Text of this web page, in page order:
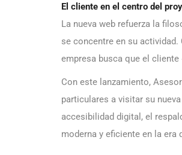
El cliente en el centro del
La nueva web refuerza la
se concentre en su
empresa busca que el
Con este lanzamiento,
particulares a visitar su
accesibilidad digital, el
moderna y eficiente en la